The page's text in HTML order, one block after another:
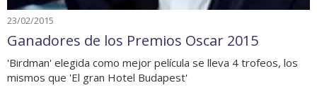
23/02/2015
Ganadores de los Premios Oscar 2015
'Birdman' elegida como mejor película se lleva 4 trofeos, los
mismos que 'El gran Hotel Budapest'